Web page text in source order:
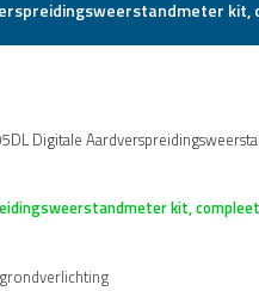
Digitale
kit,